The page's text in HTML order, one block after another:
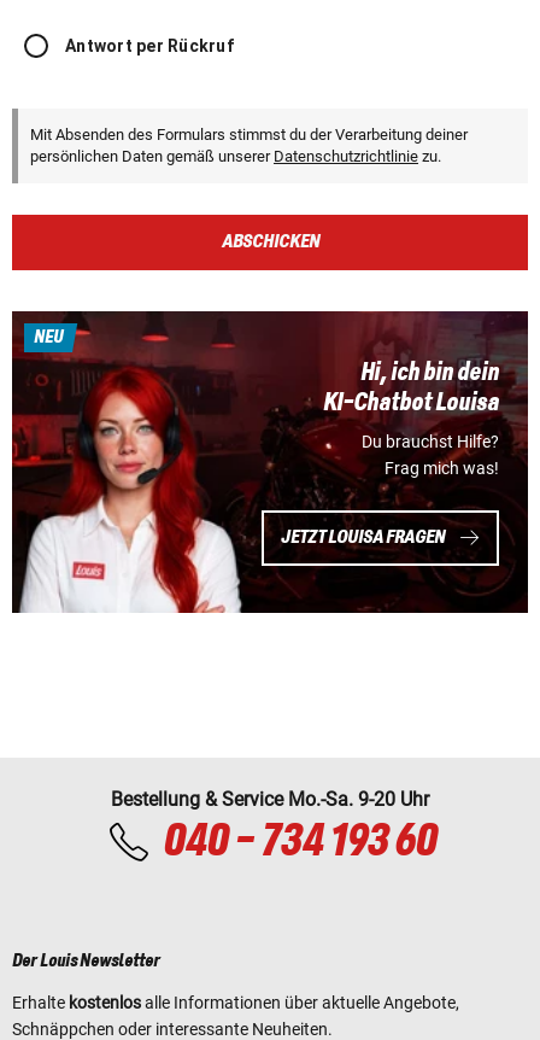
Antwort per Rückruf
Mit Absenden des Formulars stimmst du der Verarbeitung deiner
persönlichen Daten gemäß unserer Datenschutzrichtlinie zu.
ABSCHICKEN
NEU
Hi, ich bin dein
KI-Chatbot Louisa
Du brauchst Hilfe?
Frag mich was!
JETZT LOUISA FRAGEN
Bestellung & Service Mo.-Sa. 9-20 Uhr
040 - 734 193 60
Der Louis Newsletter
Erhalte kostenlosalle Informationen über aktuelle Angebote,
Schnäppchen oder interessante Neuheiten.